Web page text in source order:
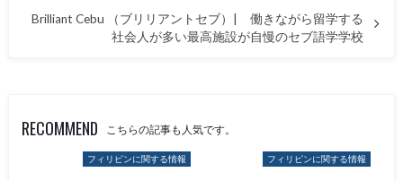
Brilliant Cebu （ブリリアントセブ）| 働きながら留学する
社会人が多い最高施設が自慢のセブ語学学校
RECOMMEND こちらの記事も人気です。
フィリピンに関する情報 フィリピンに関する情報